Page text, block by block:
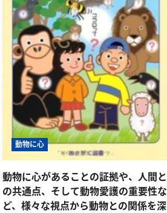
動物に心
動物に心があることの証拠や、人間と
の共通点、そして動物愛護の重要性な
ど、様々な視点から動物との関係を深